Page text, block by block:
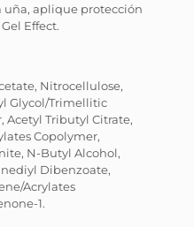
uña, aplique protección
Effect.
Nitrocellulose,
Glycol/Trimellitic
Acetyl Tributyl Citrate,
Copolymer,
N-Butyl Alcohol,
Dibenzoate,
Acrylates
1.